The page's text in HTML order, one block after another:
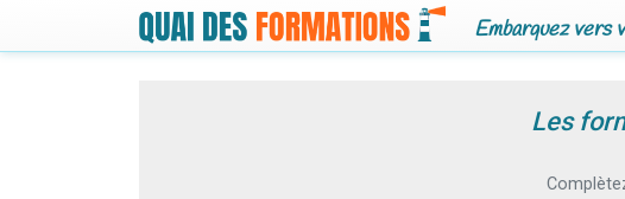
Embarquez vers
Les